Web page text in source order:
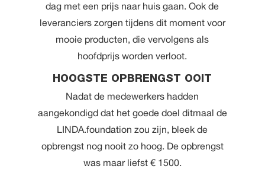
dag met een prijs naar huis gaan. Ook de
leveranciers zorgen tijdens dit moment voor
mooie producten, die vervolgens als
hoofdprijs worden verloot.
HOOGSTE OPBRENGST OOIT
Nadat de medewerkers hadden
aangekondigd dat het goede doel ditmaal de
LINDA.foundation zou zijn, bleek de
opbrengst nog nooit zo hoog. De opbrengst
was maar liefst € 1500.